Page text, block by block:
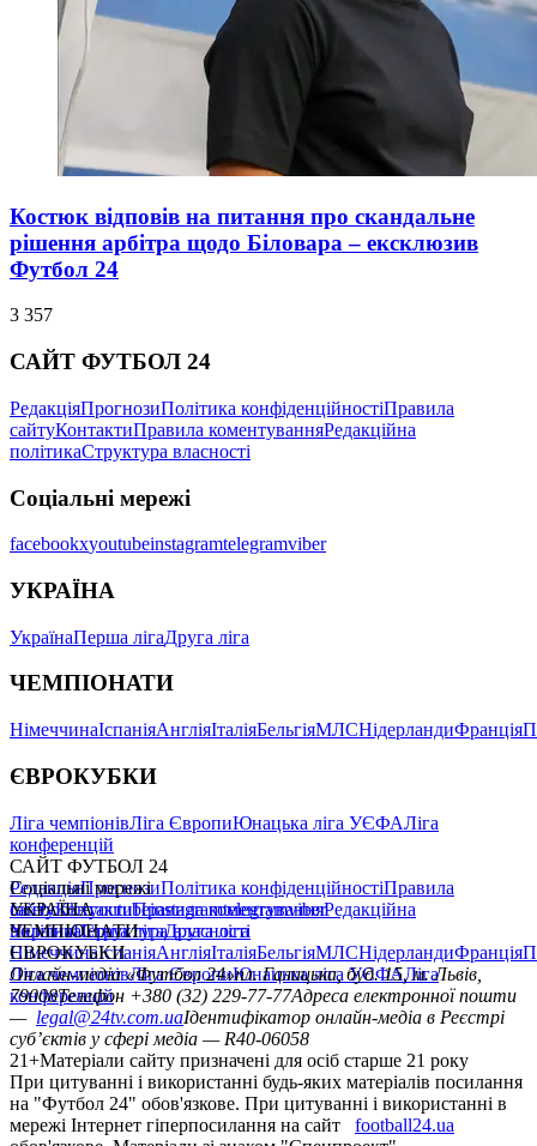
Костюк відповів на питання про скандальне
рішення арбітра щодо Біловара – ексклюзив
Футбол 24
3 357
САЙТ ФУТБОЛ 24
РедакціяПрогнозиПолітика конфіденційностіПравила
сайтуКонтактиПравила коментуванняРедакційна
політикаСтруктура власності
Соціальні мережі
facebookxyoutubeinstagramtelegramviber
УКРАЇНА
УкраїнаПерша лігаДруга ліга
ЧЕМПІОНАТИ
НімеччинаІспаніяАнгліяІталіяБельгіяМЛСНідерландиФранція
ЄВРОКУБКИ
Ліга чемпіонівЛіга ЄвропиЮнацька ліга УЄФАЛіга
конференцій
САЙТ ФУТБОЛ 24
РедакціяПрогнозиПолітика конфіденційностіПравила
сайтуКонтактиПравила коментуванняРедакційна
політикаСтруктура власності
Соціальні мережі
facebookxyoutubeinstagramtelegramviber
УКРАЇНА
УкраїнаПерша лігаДруга ліга
ЧЕМПІОНАТИ
НімеччинаІспаніяАнгліяІталіяБельгіяМЛСНідерландиФранція
ЄВРОКУБКИ
Ліга чемпіонівЛіга ЄвропиЮнацька ліга УЄФАЛіга
конференцій
Онлайн-медіа «Футбол 24»пл. Галицька, буд. 15, м. Львів,
79008Телефон +380 (32) 229-77-77Адреса електронної пошти
— legal@24tv.com.uaІдентифікатор онлайн-медіа в Реєстрі
суб’єктів у сфері медіа — R40-06058
21+Матеріали сайту призначені для осіб старше 21 року
При цитуванні і використанні будь-яких матеріалів посилання
на "Футбол 24" обов'язкове. При цитуванні і використанні в
мережі Інтернет гіперпосилання на сайт
football24.ua